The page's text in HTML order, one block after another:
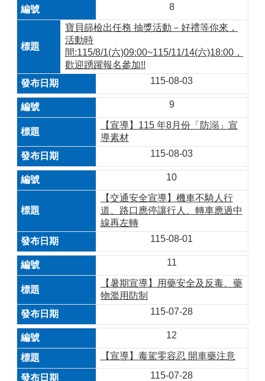
8
寶貝篩檢出任務 抽獎活動－好禮等你來，
活動時
間:115/8/1(六)09:00~115/11/14(六)18:00，
歡迎踴躍報名參加!!
115-08-03
9
【宣導】115 年8月份「防溺」宣
導素材
115-08-03
10
【交通安全宣導】機車不騎人行
道、路口應停讓行人、轉車應過中
線再左轉
115-08-01
11
【暑期宣導】用藥安全及反毒、藥
物濫用防制
115-07-28
12
【宣導】毒駕零容忍 開車藥注意
115-07-28